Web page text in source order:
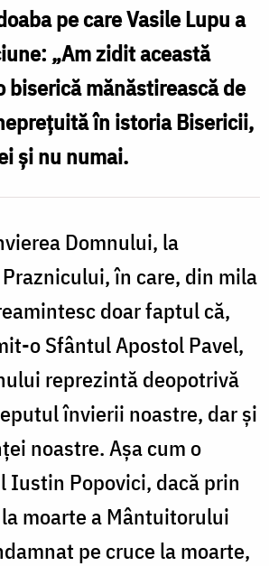
pe care Vasile Lupu a
„Am zidit această
biserică mănăstirească de
în istoria Bisericii,
și nu numai.
Domnului, la
în care, din mila
doar faptul că,
o Sfântul Apostol Pavel,
reprezintă deopotrivă
învierii noastre, dar și
noastre. Așa cum o
Iustin Popovici, dacă prin
moarte a Mântuitorului
pe cruce la moarte,